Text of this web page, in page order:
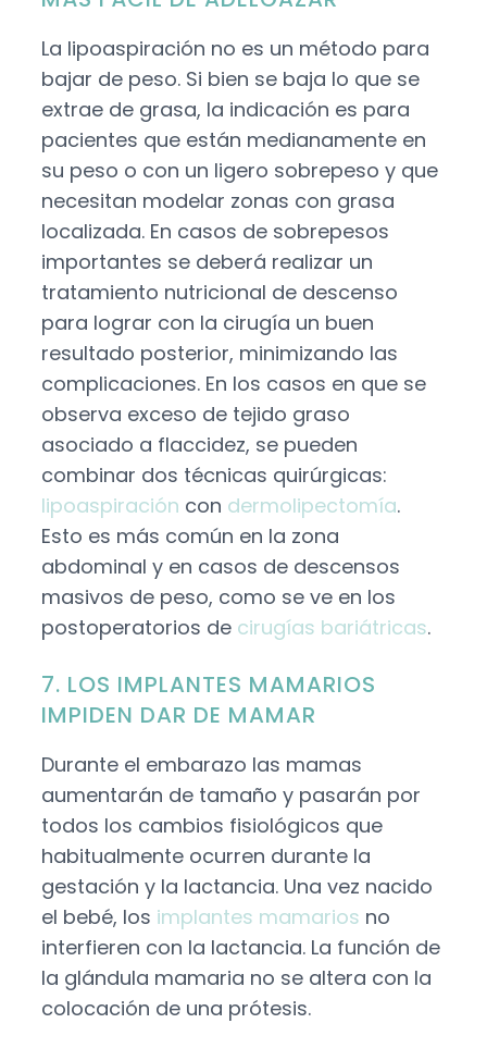
La lipoaspiración no es un método para
bajar de peso. Si bien se baja lo que se
extrae de grasa, la indicación es para
pacientes que están medianamente en
su peso o con un ligero sobrepeso y que
necesitan modelar zonas con grasa
localizada. En casos de sobrepesos
importantes se deberá realizar un
tratamiento nutricional de descenso
para lograr con la cirugía un buen
resultado posterior, minimizando las
complicaciones. En los casos en que se
observa exceso de tejido graso
asociado a flaccidez, se pueden
combinar dos técnicas quirúrgicas:
lipoaspiración con dermolipectomía.
Esto es más común en la zona
abdominal y en casos de descensos
masivos de peso, como se ve en los
postoperatorios de cirugías bariátricas.
7. LOS IMPLANTES MAMARIOS
IMPIDEN DAR DE MAMAR
Durante el embarazo las mamas
aumentarán de tamaño y pasarán por
todos los cambios fisiológicos que
habitualmente ocurren durante la
gestación y la lactancia. Una vez nacido
el bebé, los implantes mamarios no
interfieren con la lactancia. La función de
la glándula mamaria no se altera con la
colocación de una prótesis.